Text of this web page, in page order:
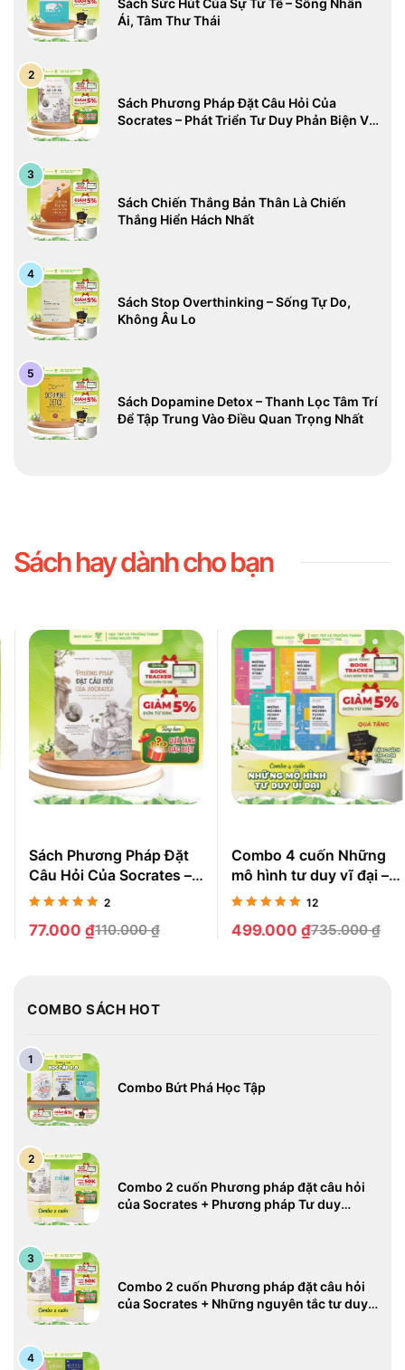
COMBO SÁCH HOT
Combo Bứt Phá Học Tập
Combo 2 cuốn Phương pháp đặt câu hỏi
của Socrates + Phương pháp Tư duy
Combo 2 cuốn Phương pháp đặt câu hỏi
của Socrates + Những nguyên tắc tư duy
Sách Sức Hút Của Sự Tử Tế – Sống Nhân
Ái, Tâm Thư Thái
Sách Phương Pháp Đặt Câu Hỏi Của
Socrates – Phát Triển Tư Duy Phản Biện Và
Sách Chiến Thắng Bản Thân Là Chiến
Thắng Hiển Hách Nhất
Sách Stop Overthinking – Sống Tự Do,
Không Âu Lo
Sách Dopamine Detox – Thanh Lọc Tâm Trí
Để Tập Trung Vào Điều Quan Trọng Nhất
Sách hay dành cho bạn
Sách Phương Pháp Đặt
Câu Hỏi Của Socrates –
Phát Triển Tư Duy Phản
Đề Sâu Sắc
hạng5.005
2
110.000₫
77.000₫
Combo 4 cuốn Những
mô hình tư duy vĩ đại –
The Great Mental
hạng4.925
12
735.000₫
499.000₫